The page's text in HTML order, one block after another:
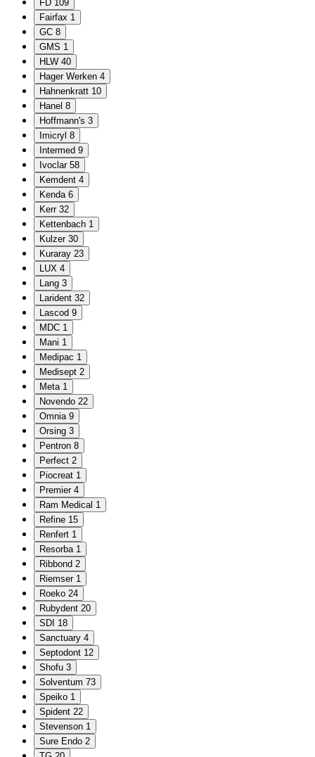
FD 109
Fairfax 1
GC 8
GMS 1
HLW 40
Hager Werken 4
Hahnenkratt 10
Hanel 8
Hoffmann's 3
Imicryl 8
Intermed 9
Ivoclar 58
Kemdent 4
Kenda 6
Kerr 32
Kettenbach 1
Kulzer 30
Kuraray 23
LUX 4
Lang 3
Larident 32
Lascod 9
MDC 1
Mani 1
Medipac 1
Medisept 2
Meta 1
Novendo 22
Omnia 9
Orsing 3
Pentron 8
Perfect 2
Piocreat 1
Premier 4
Ram Medical 1
Refine 15
Renfert 1
Resorba 1
Ribbond 2
Riemser 1
Roeko 24
Rubydent 20
SDI 18
Sanctuary 4
Septodont 12
Shofu 3
Solventum 73
Speiko 1
Spident 22
Stevenson 1
Sure Endo 2